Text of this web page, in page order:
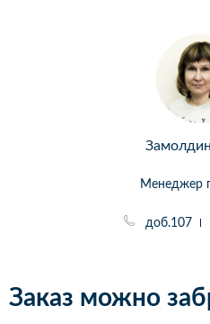
Менеджер
доб.107
Заказ можно